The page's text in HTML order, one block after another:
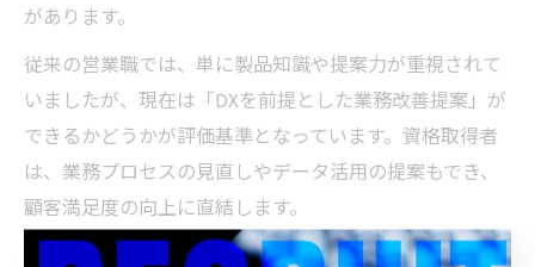
があります。
従来の営業職では、単に製品知識や提案力が重視されて
いましたが、現在は「DXを前提とした業務改善提案」が
できるかどうかが評価基準となっています。資格取得者
は、業務プロセスの見直しやデータ活用の提案もでき、
顧客満足度の向上に直結します。
実際に、資格を活かして顧客の課題解決に貢献した営業